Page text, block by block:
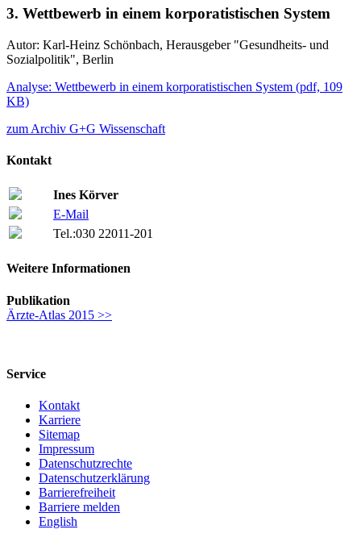
3. Wettbewerb in einem korporatistischen System
Autor: Karl-Heinz Schönbach, Herausgeber "Gesundheits- und
Sozialpolitik", Berlin
Analyse: Wettbewerb in einem korporatistischen System (pdf, 109
KB)
zum Archiv G+G Wissenschaft
Kontakt
Ines Körver
E-Mail
Tel.:030 22011-201
Weitere Informationen
Publikation
Ärzte-Atlas 2015 >>
Service
Kontakt
Karriere
Sitemap
Impressum
Datenschutzrechte
Datenschutzerklärung
Barrierefreiheit
Barriere melden
English